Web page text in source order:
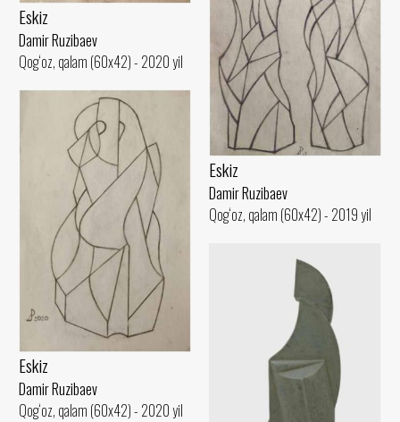
Eskiz
Damir Ruzibaev
Qog‘oz, qalam (60x42) - 2020 yil
Eskiz
Damir Ruzibaev
Qog‘oz, qalam (60x42) - 2019 yil
Eskiz
Damir Ruzibaev
Qog‘oz, qalam (60x42) - 2020 yil